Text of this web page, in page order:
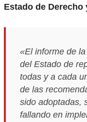
Estado de
«El informe de
del Estado de
todas y a cada
de las
sido adoptadas,
fallando en